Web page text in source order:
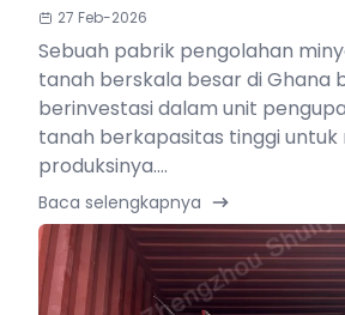
27 Feb-2026
Sebuah pabrik pengolahan
tanah berskala besar di Ghana
berinvestasi dalam unit
tanah berkapasitas tinggi
produksinya....
Baca selengkapnya